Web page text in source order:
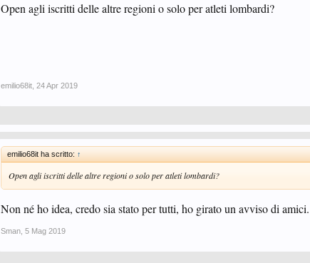
Open agli iscritti delle altre regioni o solo per atleti lombardi?
emilio68it 24 Apr 2019
emilio68it ha scritto: ↑
Open agli iscritti delle altre regioni o solo per atleti lombardi?
Non né ho idea, credo sia stato per tutti, ho girato un avviso di amici.
Sman 5 Mag 2019